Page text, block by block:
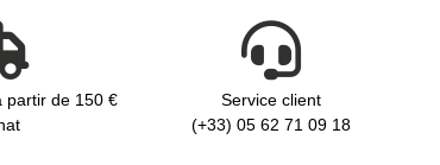
partir de 150 €
Service client
(+33) 05 62 71 09 18